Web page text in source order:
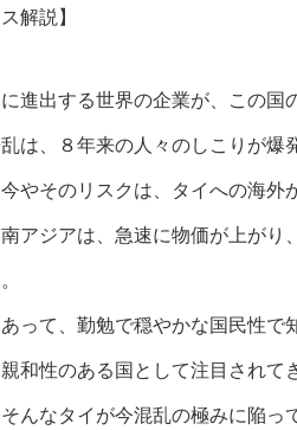
解説】
進出する世界の企業が、この国
は、８年来の人々のしこりが爆
やそのリスクは、タイへの海外
アジアは、急速に物価が上がり
って、勤勉で穏やかな国民性で
和性のある国として注目されて
んなタイが今混乱の極みに陥っ